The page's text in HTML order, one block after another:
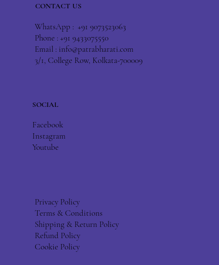
CONTACT US
WhatsApp : +91 9073523063
Phone : +91 9433075550
Email : info@patrabharati.com
3/1, College Row, Kolkata-700009
SOCIAL
Facebook
Instagram
Youtube
Privacy Policy
Terms & Conditions
Shipping & Return Policy
Refund Policy
Cookie Policy